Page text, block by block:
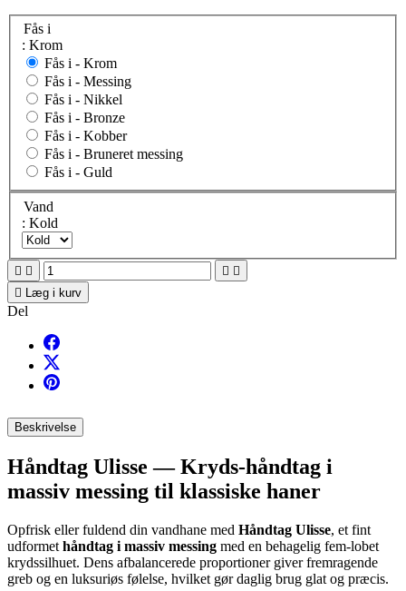
Fås i
: Krom
Fås i - Krom
Fås i - Messing
Fås i - Nikkel
Fås i - Bronze
Fås i - Kobber
Fås i - Bruneret messing
Fås i - Guld
Vand
: Kold
   
 Læg i kurv
Del
Beskrivelse
Håndtag Ulisse — Kryds-håndtag i
massiv messing til klassiske haner
Opfrisk eller fuldend din vandhane med Håndtag Ulisse, et fint
udformet håndtag i massiv messing med en behagelig fem-lobet
krydssilhuet. Dens afbalancerede proportioner giver fremragende
greb og en luksuriøs følelse, hvilket gør daglig brug glat og præcis.